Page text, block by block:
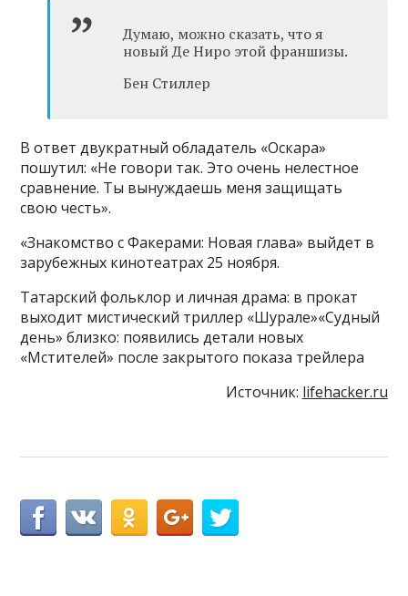
Думаю, можно сказать, что я
новый Де Ниро этой франшизы.
Бен Стиллер
В ответ двукратный обладатель «Оскара»
пошутил: «Не говори так. Это очень нелестное
сравнение. Ты вынуждаешь меня защищать
свою честь».
«Знакомство с Факерами: Новая глава» выйдет в
зарубежных кинотеатрах 25 ноября.
Татарский фольклор и личная драма: в прокат
выходит мистический триллер «Шурале»«Судный
день» близко: появились детали новых
«Мстителей» после закрытого показа трейлера
Источник: lifehacker.ru